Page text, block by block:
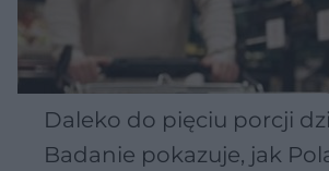
Daleko do pięciu porcji
Badanie pokazuje, jak